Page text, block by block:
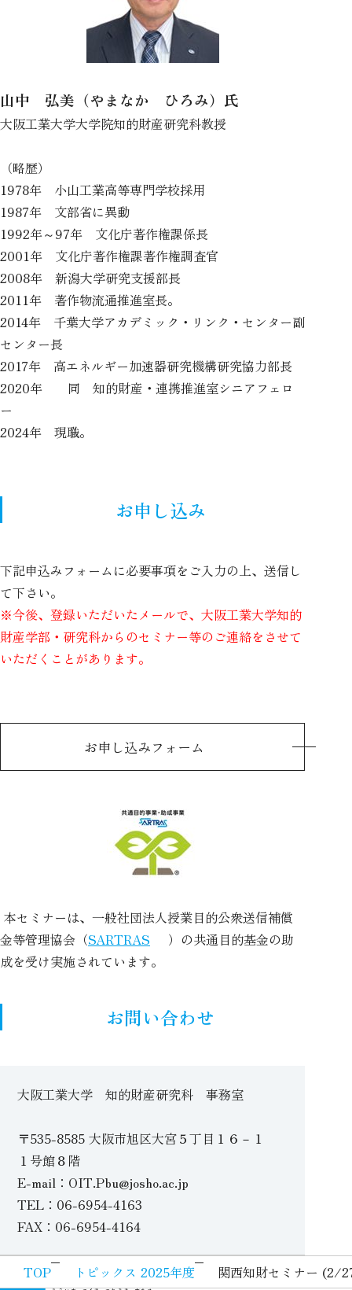
山中 弘美（やまなか ひろみ）氏
大阪工業大学大学院知的財産研究科教授
（略歴）
1978年 小山工業高等専門学校採用
1987年 文部省に異動
1992年～97年 文化庁著作権課係長
2001年 文化庁著作権課著作権調査官
2008年 新潟大学研究支援部長
2011年 著作物流通推進室長。
2014年 千葉大学アカデミック・リンク・センター副
センター長
2017年 高エネルギー加速器研究機構研究協力部長
2020年 同 知的財産・連携推進室シニアフェロ
ー
2024年 現職。
お申し込み
下記申込みフォームに必要事項をご入力の上、送信し
て下さい。
※今後、登録いただいたメールで、大阪工業大学知的
財産学部・研究科からのセミナー等のご連絡をさせて
いただくことがあります。
お申し込みフォーム
本セミナーは、一般社団法人授業目的公衆送信補償
金等管理協会（SARTRAS
）の共通目的基金の助
成を受け実施されています。
お問い合わせ
大阪工業大学 知的財産研究科 事務室
〒535-8585 大阪市旭区大宮５丁目１６－１
１号館８階
E-mail：OIT.Pbu@josho.ac.jp
TEL：06-6954-4163
FAX：06-6954-4164
TOP トピックス 2025年度 関西知財セミナー (2/